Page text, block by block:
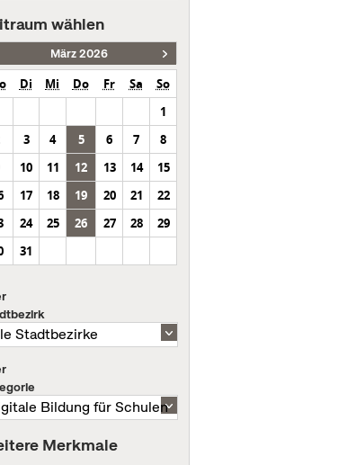
wählen
März 2026
Di Mi Do Fr Sa
So
1
3 4 5 6 7
8
10 11 12 13 14
15
17 18 19 20 21
22
24 25 26 27 28
29
31
Merkmale